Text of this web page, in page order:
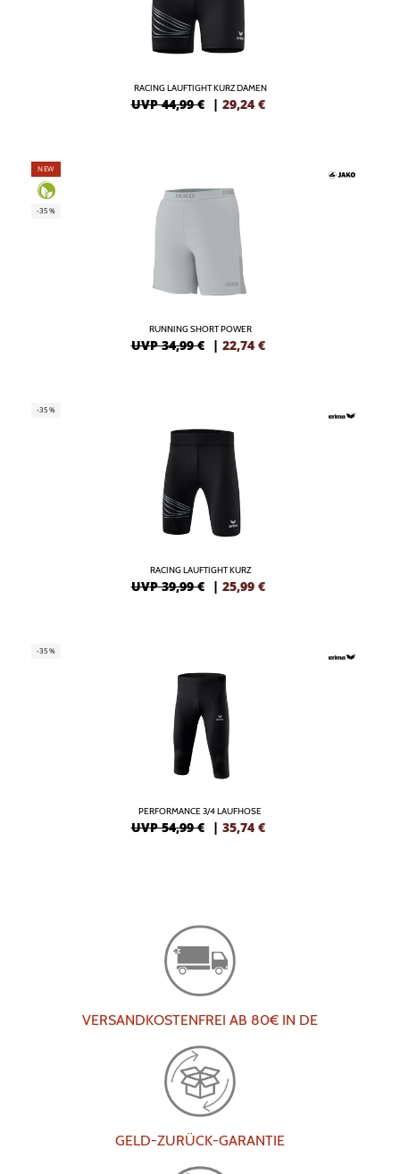
RACING LAUFTIGHT KURZ DAMEN
UVP 44,99 € | 29,24 €
NEW
-35%
RUNNING SHORT POWER
UVP 34,99 € | 22,74 €
-35%
RACING LAUFTIGHT KURZ
UVP 39,99 € | 25,99 €
-35%
PERFORMANCE 3/4 LAUFHOSE
UVP 54,99 € | 35,74 €
VERSANDKOSTENFREI AB 80€ IN DE
GELD-ZURÜCK-GARANTIE